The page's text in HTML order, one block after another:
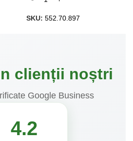
SKU: 552.70.897
clienții noștri
Google Business
4.2